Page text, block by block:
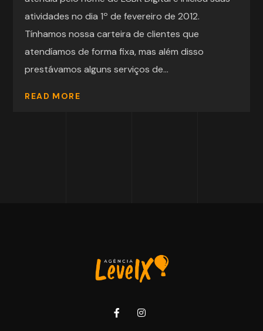
atividades no dia 1º de fevereiro de 2012.
Tínhamos nossa carteira de clientes que
atendíamos de forma fixa, mas além disso
prestávamos alguns serviços de...
READ MORE